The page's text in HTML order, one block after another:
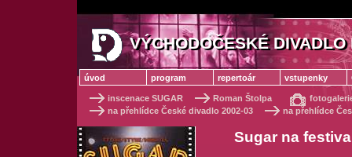
VÝCHODOČESKÉ
VÝCHODOČESKÉ DIVADLO
úvod program repertoár vstupenky
inscenace SUGAR Roman Štolpa
na přehlídce České divadlo 2002-03
na přehlídce
Sugar na